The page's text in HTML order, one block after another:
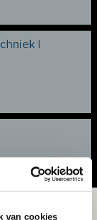
van cookies
|